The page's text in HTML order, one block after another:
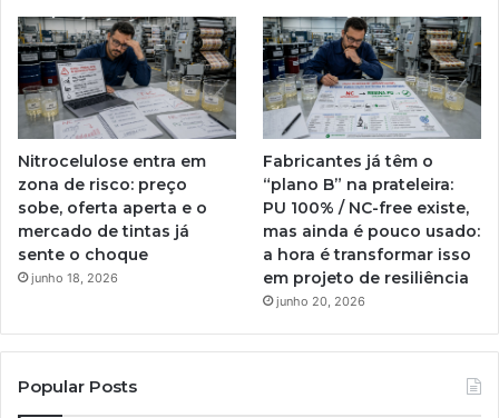
Nitrocelulose entra em
zona de risco: preço
sobe, oferta aperta e o
mercado de tintas já
sente o choque
junho 18, 2026
Fabricantes já têm o
“plano B” na prateleira:
PU 100% / NC-free existe,
mas ainda é pouco usado:
a hora é transformar isso
em projeto de resiliência
junho 20, 2026
Popular Posts